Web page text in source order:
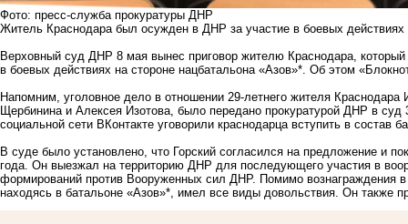
Фото: пресс-служба прокуратуры ДНР
Житель Краснодара был осужден в ДНР за участие в боевых действиях
Верховный суд ДНР 8 мая вынес приговор жителю Краснодара,
в боевых действиях на стороне нацбатальона «Азов»*. Об этом
Напомним, уголовное дело в отношении 29-летнего жителя Краснодара
Щербинина и Алексея Изотова, было передано прокуратурой ДНР в
социальной сети ВКонтакте уговорили краснодарца вступить в состав
В суде было установлено, что Горский согласился на предложение и
года. Он выезжал на территорию ДНР для последующего участия в
формирований против Вооруженных сил ДНР. Помимо вознаграждения
находясь в батальоне «Азов»*, имел все виды довольствия. Он также